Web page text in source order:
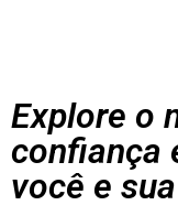
Explore o
confiança
você e